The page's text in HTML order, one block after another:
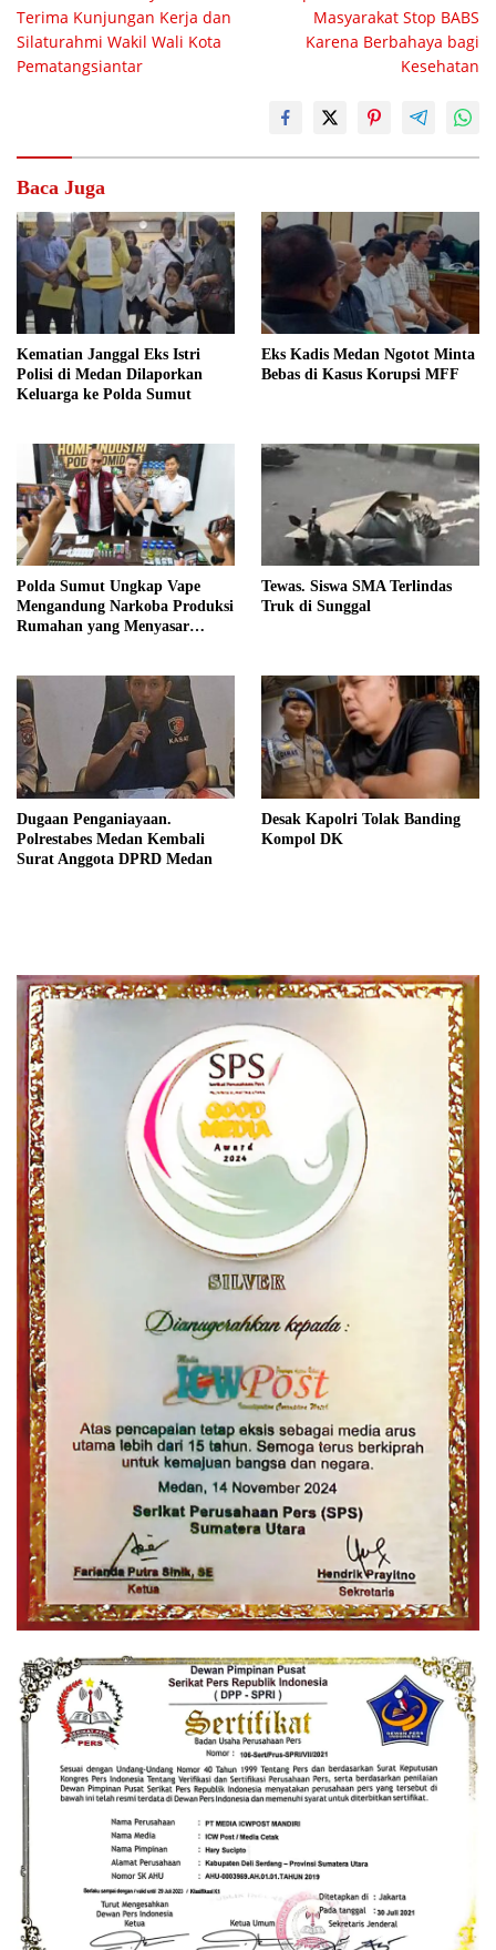
Terima Kunjungan Kerja dan
Silaturahmi Wakil Wali Kota
Pematangsiantar
Masyarakat Stop BABS
Karena Berbahaya bagi
Kesehatan
Baca Juga
Kematian Janggal Eks Istri
Polisi di Medan Dilaporkan
Keluarga ke Polda Sumut
Eks Kadis Medan Ngotot Minta
Bebas di Kasus Korupsi MFF
Polda Sumut Ungkap Vape
Mengandung Narkoba Produksi
Rumahan yang Menyasar
Tewas. Siswa SMA Terlindas
Truk di Sunggal
Dugaan Penganiayaan.
Polrestabes Medan Kembali
Surat Anggota DPRD Medan
Desak Kapolri Tolak Banding
Kompol DK